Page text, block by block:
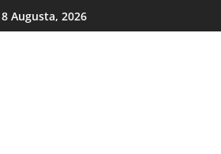
8 Augusta, 2026